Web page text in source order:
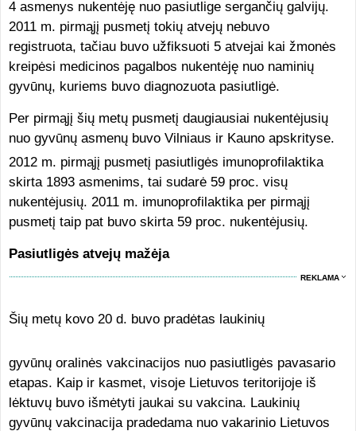
4 asmenys nukentėję nuo pasiutlige sergančių galvijų.
2011 m. pirmąjį pusmetį tokių atvejų nebuvo
registruota, tačiau buvo užfiksuoti 5 atvejai kai žmonės
kreipėsi medicinos pagalbos nukentėję nuo naminių
gyvūnų, kuriems buvo diagnozuota pasiutligė.
Per pirmąjį šių metų pusmetį daugiausiai nukentėjusių
nuo gyvūnų asmenų buvo Vilniaus ir Kauno apskrityse.
2012 m. pirmąjį pusmetį pasiutligės imunoprofilaktika
skirta 1893 asmenims, tai sudarė 59 proc. visų
nukentėjusių. 2011 m. imunoprofilaktika per pirmąjį
pusmetį taip pat buvo skirta 59 proc. nukentėjusių.
Pasiutligės atvejų mažėja
REKLAMA
Šių metų kovo 20 d. buvo pradėtas laukinių
gyvūnų oralinės vakcinacijos nuo pasiutligės pavasario
etapas. Kaip ir kasmet, visoje Lietuvos teritorijoje iš
lėktuvų buvo išmėtyti jaukai su vakcina. Laukinių
gyvūnų vakcinacija pradedama nuo vakarinio Lietuvos